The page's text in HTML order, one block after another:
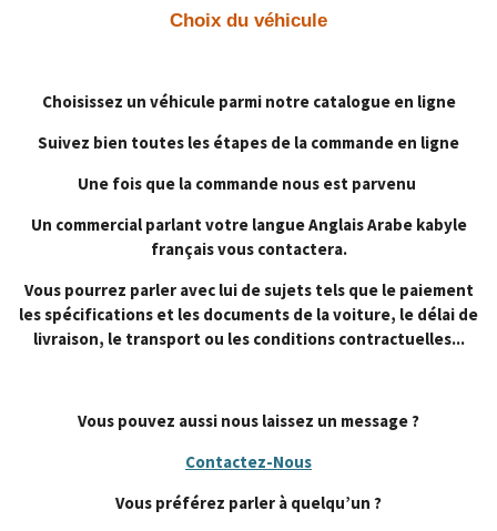
Choix du véhicule
Choisissez un véhicule parmi notre catalogue en ligne
Suivez bien toutes les étapes de la commande en ligne
Une fois que la commande nous est parvenu
Un commercial parlant votre langue Anglais Arabe kabyle
français vous contactera.
Vous pourrez parler avec lui de sujets tels que le paiement
les spécifications et les documents de la voiture, le délai de
livraison, le transport ou les conditions contractuelles...
Vous pouvez aussi nous laissez un message ?
Contactez-Nous
Vous préférez parler à quelqu’un ?